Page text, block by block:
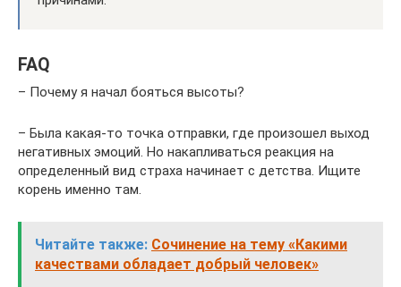
FAQ
– Почему я начал бояться высоты?
– Была какая-то точка отправки, где произошел выход
негативных эмоций. Но накапливаться реакция на
определенный вид страха начинает с детства. Ищите
корень именно там.
Читайте также: Сочинение на тему «Какими
качествами обладает добрый человек»